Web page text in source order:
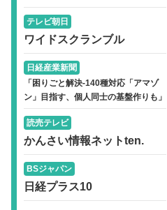
テレビ朝日
ワイドスクランブル
日経産業新聞
「困りごと解決-140種対応「アマゾ
ン」目指す、個人同士の基盤作りも」
読売テレビ
かんさい情報ネットten.
BSジャパン
日経プラス10